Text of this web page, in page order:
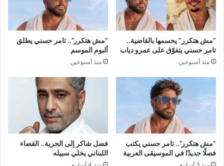
“مش هتكرر” يحسمها بالقاضية..
تامر حسني يتفوّق على عمرو دياب
منذ أسبوعين
“مش هتكرر”.. تامر حسني يطلق
ألبوم الموسم
منذ أسبوعين
“مش هتكرر”.. تامر حسني يكتب
فصلًا جديدًا في الموسيقى العربية
فضل شاكر إلى الحرية.. القضاء
اللبناني يخلي سبيله